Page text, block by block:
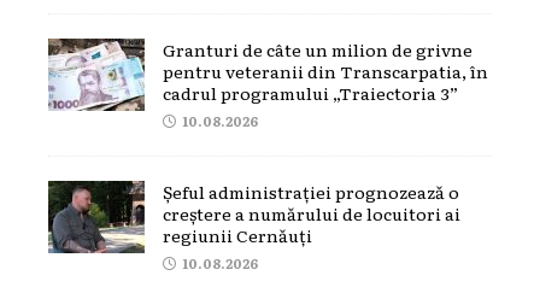
Granturi de câte un milion de grivne
pentru veteranii din Transcarpatia, în
cadrul programului „Traiectoria 3”
10.08.2026
Șeful administrației prognozează o
creștere a numărului de locuitori ai
regiunii Cernăuți
10.08.2026